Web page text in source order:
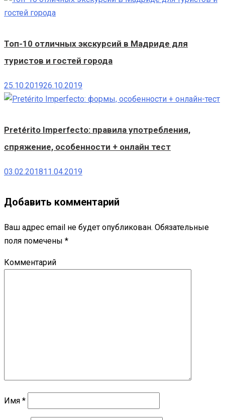
Топ-10 отличных экскурсий в Мадриде для
туристов и гостей города
25.10.201926.10.2019
Pretérito Imperfecto: правила употребления,
спряжение, особенности + онлайн тест
03.02.201811.04.2019
Добавить комментарий
Ваш адрес email не будет опубликован. Обязательные
поля помечены *
Комментарий
Имя *